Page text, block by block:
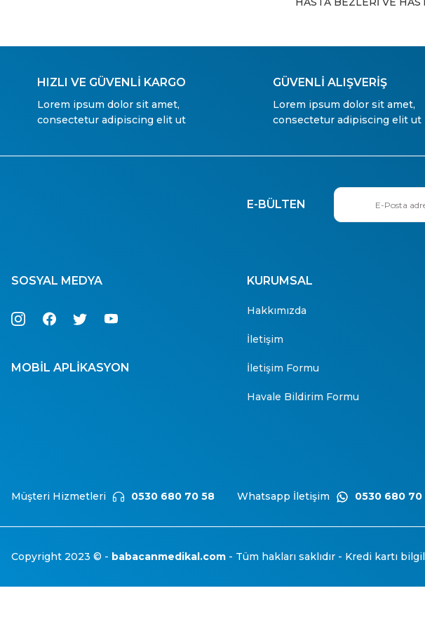
HIZLI VE GÜVENLİ KARGO
Lorem ipsum dolor sit amet,
consectetur adipiscing elit ut
GÜVENLİ ALIŞVERİŞ
Lorem ipsum dolor sit amet,
consectetur adipiscing elit ut
E-BÜLTEN
SOSYAL MEDYA
MOBİL APLİKASYON
KURUMSAL
Hakkımızda
İletişim
İletişim Formu
Havale Bildirim Formu
Müşteri Hizmetleri 0530 680 70 58 Whatsapp İletişim 0530 680 70
Copyright 2023 © - babacanmedikal.com - Tüm hakları saklıdır - Kredi kartı